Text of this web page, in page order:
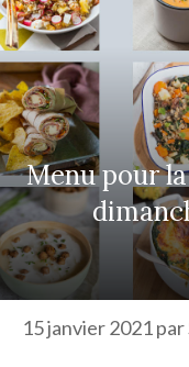
r
c
h
e
r
Menu pour
15 janvier 2021par